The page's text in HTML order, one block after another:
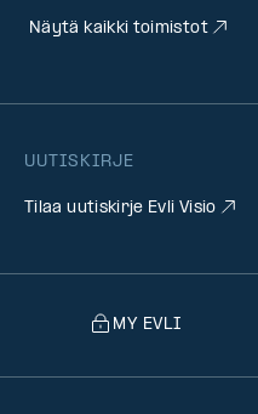
UUTISKIRJE
Tilaa uutiskirje Evli Visio
Näytä kaikki toimistot
MY EVLI